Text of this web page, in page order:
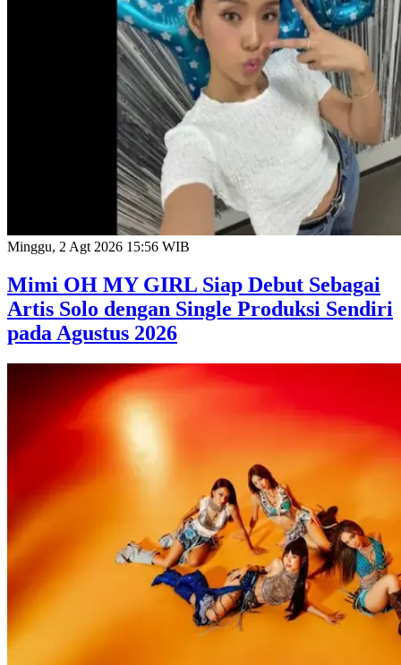
Minggu, 2 Agt 2026 15:56 WIB
Mimi OH MY GIRL Siap Debut Sebagai
Artis Solo dengan Single Produksi Sendiri
pada Agustus 2026